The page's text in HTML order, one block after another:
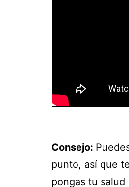
Consejo:
punto, así que
pongas tu salud